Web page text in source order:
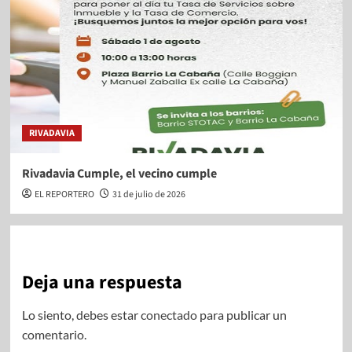
RIVADAVIA
Rivadavia Cumple, el vecino cumple
EL REPORTERO 31 de julio de 2026
Deja una respuesta
Lo siento, debes estarconectadopara publicar un
comentario.